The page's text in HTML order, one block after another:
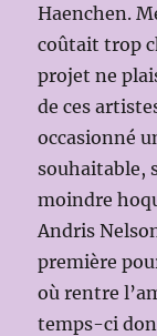
Haenchen.
coûtait trop
projet ne
de ces
occasionné
souhaitable,
moindre
Andris
première
où rentre
temps-ci